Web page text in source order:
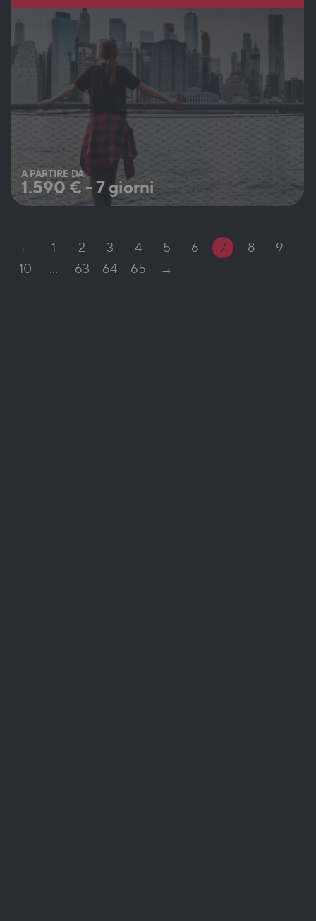
A PARTIRE DA
1.590€-7 giorni
← 1 2 3 4 5 6 7 8
9
10
63 64 65 →